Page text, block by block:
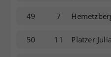
49 7
50 11 Platzer